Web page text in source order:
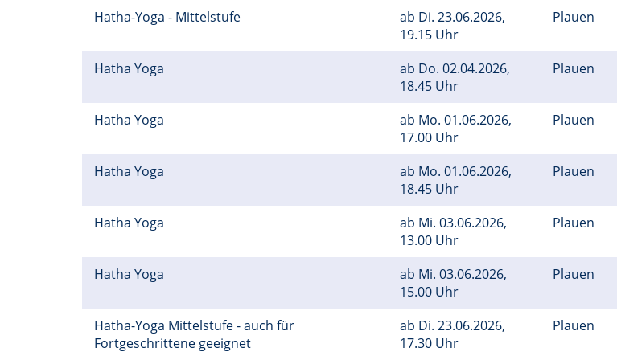
Hatha-Yoga - Mittelstufe ab Di. 23.06.2026,
19.15 Uhr
Plauen
Hatha Yoga ab Do. 02.04.2026,
18.45 Uhr
Plauen
Hatha Yoga ab Mo. 01.06.2026,
17.00 Uhr
Plauen
Hatha Yoga ab Mo. 01.06.2026,
18.45 Uhr
Plauen
Hatha Yoga ab Mi. 03.06.2026,
13.00 Uhr
Plauen
Hatha Yoga ab Mi. 03.06.2026,
15.00 Uhr
Plauen
Hatha-Yoga Mittelstufe - auch für
Fortgeschrittene geeignet
ab Di. 23.06.2026,
17.30 Uhr
Plauen